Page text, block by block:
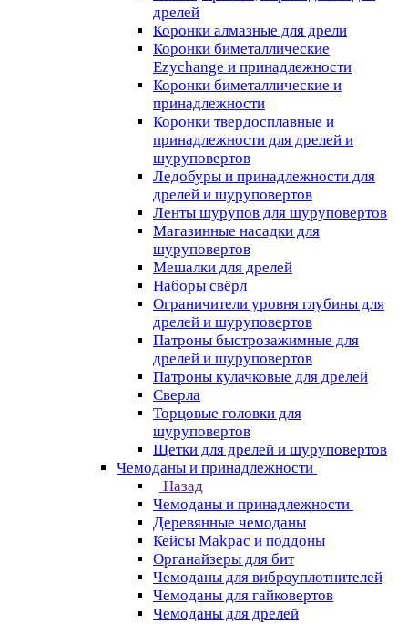
дрелей
Коронки алмазные для дрели
Коронки биметаллические
Ezychange и принадлежности
Коронки биметаллические и
принадлежности
Коронки твердосплавные и
принадлежности для дрелей и
шуруповертов
Ледобуры и принадлежности для
дрелей и шуруповертов
Ленты шурупов для шуруповертов
Магазинные насадки для
шуруповертов
Мешалки для дрелей
Наборы свёрл
Ограничители уровня глубины для
дрелей и шуруповертов
Патроны быстрозажимные для
дрелей и шуруповертов
Патроны кулачковые для дрелей
Сверла
Торцовые головки для
шуруповертов
Щетки для дрелей и шуруповертов
Чемоданы и принадлежности
Назад
Чемоданы и принадлежности
Деревянные чемоданы
Кейсы Makpac и поддоны
Органайзеры для бит
Чемоданы для виброуплотнителей
Чемоданы для гайковертов
Чемоданы для дрелей